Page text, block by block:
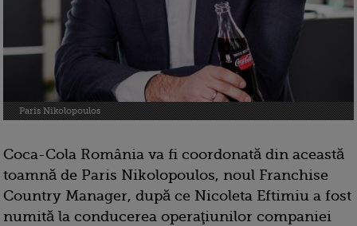
Paris Nikolopoulos
Coca-Cola România va fi coordonată din această
toamnă de Paris Nikolopoulos, noul Franchise
Country Manager, după ce Nicoleta Eftimiu a fost
numită la conducerea operaţiunilor companiei